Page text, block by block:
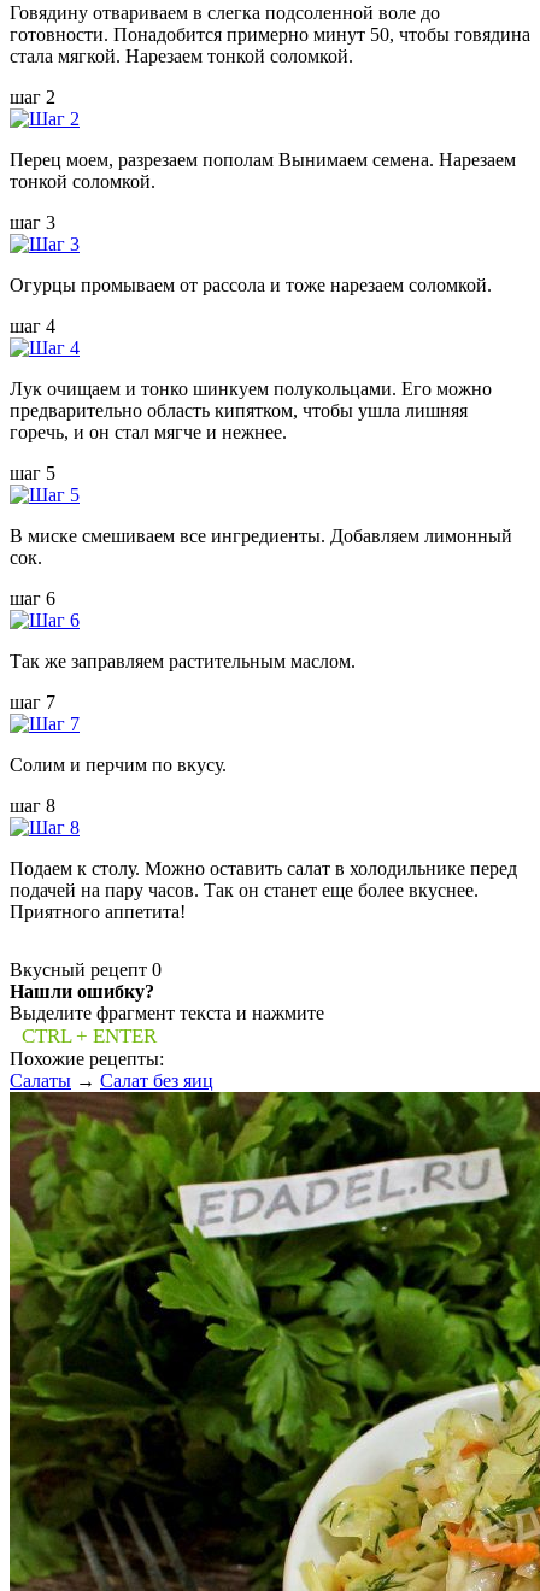
Говядину отвариваем в слегка подсоленной воле до
готовности. Понадобится примерно минут 50, чтобы говядина
стала мягкой. Нарезаем тонкой соломкой.
шаг 2
Перец моем, разрезаем пополам Вынимаем семена. Нарезаем
тонкой соломкой.
шаг 3
Огурцы промываем от рассола и тоже нарезаем соломкой.
шаг 4
Лук очищаем и тонко шинкуем полукольцами. Его можно
предварительно область кипятком, чтобы ушла лишняя
горечь, и он стал мягче и нежнее.
шаг 5
В миске смешиваем все ингредиенты. Добавляем лимонный
сок.
шаг 6
Так же заправляем растительным маслом.
шаг 7
Солим и перчим по вкусу.
шаг 8
Подаем к столу. Можно оставить салат в холодильнике перед
подачей на пару часов. Так он станет еще более вкуснее.
Приятного аппетита!
Вкусный рецепт 0
Нашли ошибку?
Выделите фрагмент текста и нажмите
CTRL + ENTER
Похожие рецепты:
Салаты → Салат без яиц